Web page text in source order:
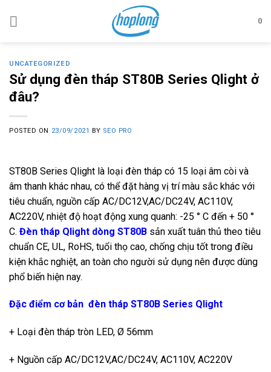
0
UNCATEGORIZED
Sử dụng đèn tháp ST80B Series Qlight ở
đâu?
POSTED ON 23/09/2021 BY SEO PRO
ST80B Series Qlight là loại đèn tháp có 15 loại âm còi và
âm thanh khác nhau, có thể đặt hàng vị trí màu sắc khác với
tiêu chuẩn, nguồn cấp AC/DC12V,AC/DC24V, AC110V,
AC220V, nhiệt độ hoạt động xung quanh: -25 ° C đến + 50 °
C. Đèn tháp Qlight dòng ST80B sản xuất tuân thủ theo tiêu
chuẩn CE, UL, RoHS, tuổi thọ cao, chống chịu tốt trong điều
kiện khắc nghiệt, an toàn cho người sử dụng nên được dùng
phổ biến hiện nay.
Đặc điểm cơ bản đèn tháp ST80B Series Qlight
+ Loại đèn tháp tròn LED, Ø 56mm
+ Nguồn cấp AC/DC12V,AC/DC24V, AC110V, AC220V